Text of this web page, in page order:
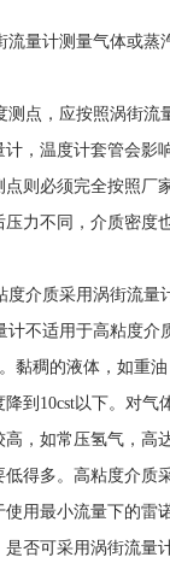
量计测量气体或蒸
点，应按照涡街流
计，温度计套管会影
点则必须完全按照厂
力不同，介质密度
介质采用涡街流量
不适用于高粘度介
黏稠的液体，如重
到10cst以下。对气
高，如常压氢气，高
低得多。高粘度介质
使用最小流量下的雷
是否可采用涡街流量